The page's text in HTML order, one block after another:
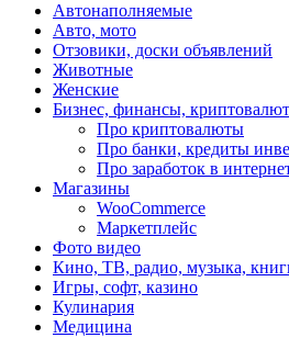
Автонаполняемые
Авто, мото
Отзовики, доски объявлений
Животные
Женские
Бизнес, финансы,
Про криптовалюты
Про банки, кредиты
Про заработок в
Магазины
WooCommerce
Маркетплейс
Фото видео
Кино, ТВ, радио, музыка,
Игры, софт, казино
Кулинария
Медицина